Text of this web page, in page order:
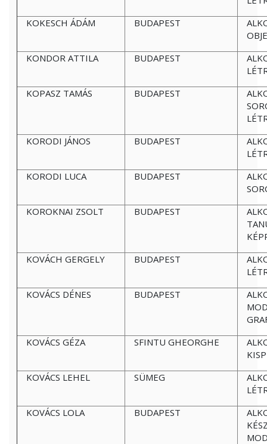
KOKESCH ÁDÁM
BUDAPEST
KONDOR ATTILA
BUDAPEST
KOPASZ TAMÁS
BUDAPEST
KORODI JÁNOS
BUDAPEST
KORODI LUCA
BUDAPEST
KOROKNAI ZSOLT
BUDAPEST
KOVÁCH GERGELY
BUDAPEST
KOVÁCS DÉNES
BUDAPEST
KOVÁCS GÉZA
SFINTU GHEORGHE
KOVÁCS LEHEL
SÜMEG
KOVÁCS LOLA
BUDAPEST